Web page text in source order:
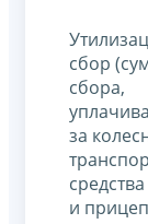
сбор
сбора,
за
и